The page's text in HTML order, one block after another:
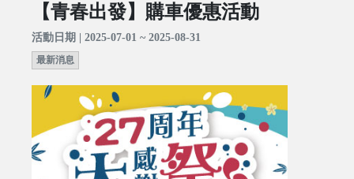
【青春出發】購車優惠活動
活動日期 | 2025-07-01 ~ 2025-08-31
最新消息